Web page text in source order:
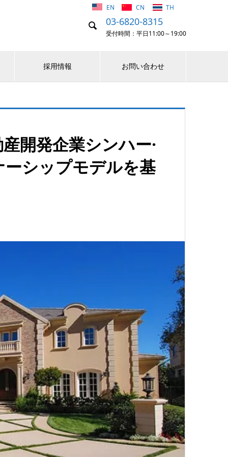
 03-6820-8315
受付時間：平日11:00～19:00
EN CN TH
採用情報 お問い合わせ
開発企業シンハー·
シップモデルを基